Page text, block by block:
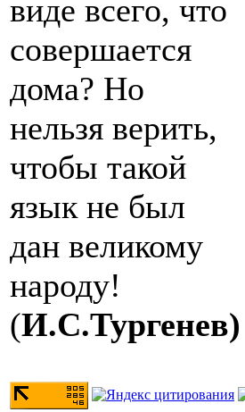
виде всего, что
совершается
дома? Но
нельзя верить,
чтобы такой
язык не был
дан великому
народу!
(И.С.Тургенев)